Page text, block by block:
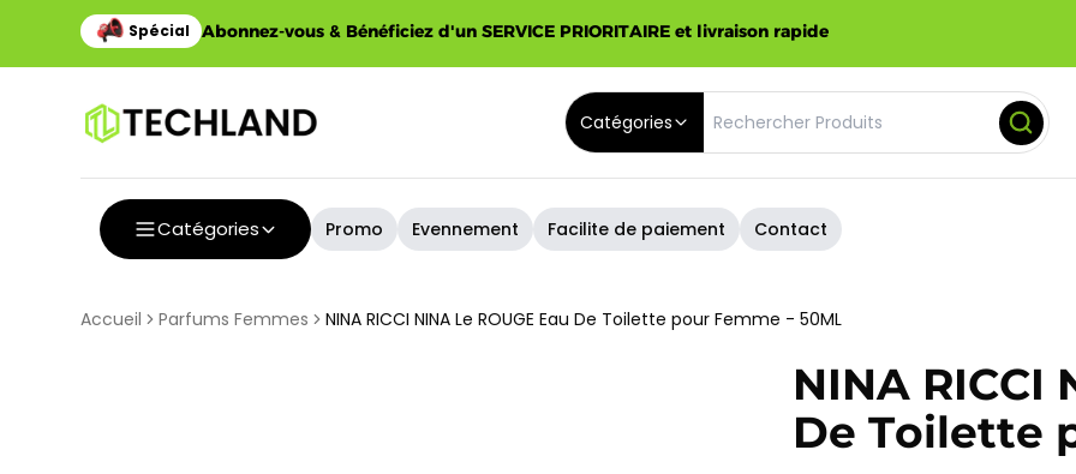
Abonnez-vous & Bénéficiez d'un SERVICE PRIORITAIRE et livraison rapide
Catégories
Catégories Promo Evennement Facilite de paiement Contact
Accueil Parfums Femmes NINA RICCI NINA Le ROUGE Eau De Toilette pour Femme - 50ML
NINA RICCI
De Toilette